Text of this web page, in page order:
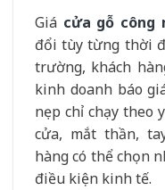
Giá cửa gỗ công
đổi tùy từng thời
trường, khách
kinh doanh báo
nẹp chỉ chạy theo
cửa, mắt thần,
hàng có thể chọn
điều kiện kinh tế.